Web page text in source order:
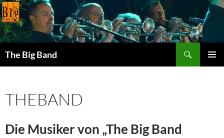
Zum
Inhalt
springen
The Big Band
THEBAND
Die Musiker von „The Big Band